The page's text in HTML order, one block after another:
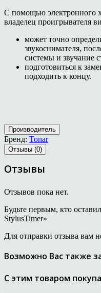
С помощью электронного
владелец проигрывателя
может точно
звукоснимателя,
системы и звучание
подготовиться к
подходить к концу.
Производитель
Бренд: Tonar
Отзывы (0)
Отзывы
Отзывов пока нет.
Будьте первым, кто
StylusTimer»
Для отправки отзыва вам
Возможно Вас также
С этим товаром